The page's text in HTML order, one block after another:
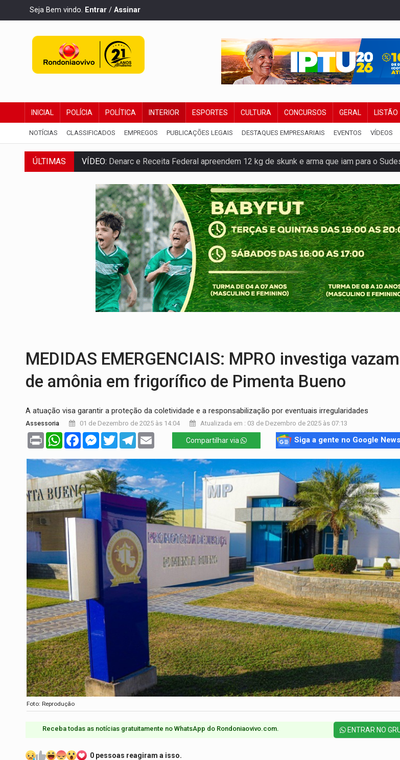
Seja Bem vindo. Entrar / Assinar
INICIAL POLÍCIA POLÍTICA INTERIOR ESPORTES CULTURA CONCURSOS GERAL LISTÃO
NOTÍCIAS CLASSIFICADOS EMPREGOS PUBLICAÇÕES LEGAIS DESTAQUES EMPRESARIAIS EVENTOS VÍDEOS
ÚLTIMAS VÍDEO: Denarc e Receita Federal apreendem 12 kg de skunk e arma que iam para o
OPERAÇÃO DA PC:Membros do CV são presos com armas e drogas após crime de
ENTRADA GRATUITA:Espetáculo As Marias Somos Nós será apresentado na capital
VÍDEO:Três são presos após furto de motocicleta em frente de academia
CELEBRAÇÃO:Cerejeiras completa 43 anos de emancipação com programação esportiva
SAÚDE:Anvisa desmente boato sobre presença de plástico ou petróleo em ovos
VÍDEO:Pitbulls fogem de residência e atacam casal de idosos na zona Leste
AÇÃO CONJUNTA:Forças policiais apreendem cerca de 1kg de ouro em Rondônia
MEDIDAS EMERGENCIAIS: MPRO investiga
de amônia em frigorífico de Pimenta Bueno
A atuação visa garantir a proteção da coletividade e a responsabilização por eventuais irregularidades
Assessoria 01 de Dezembro de 2025 às 14:04 Atualizada em : 03 de Dezembro de 2025 às 07:13
Print WhatsAppFacebookMessenger
TwitterTelegram Compartilhar via Siga a gente no Google News
Foto: Reprodução
Receba todas as notícias gratuitamente no WhatsApp do Rondoniaovivo.com.​ ENTRAR NO
0 pessoas reagiram a isso.